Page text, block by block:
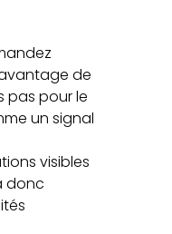
de
pas pour le
un signal
visibles
donc